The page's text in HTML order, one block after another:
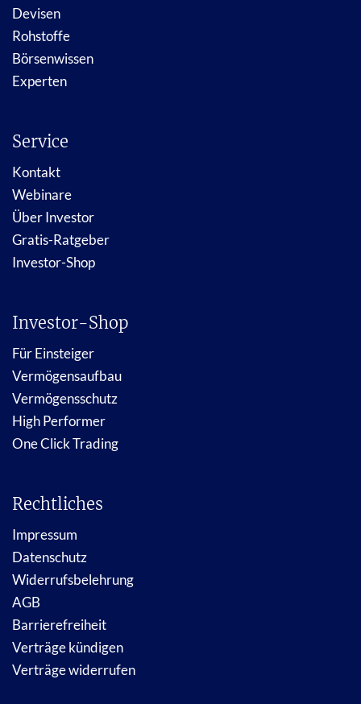
Devisen
Rohstoffe
Börsenwissen
Experten
Service
Kontakt
Webinare
Über Investor
Gratis-Ratgeber
Investor-Shop
Investor-Shop
Für Einsteiger
Vermögensaufbau
Vermögensschutz
High Performer
One Click Trading
Rechtliches
Impressum
Datenschutz
Widerrufsbelehrung
AGB
Barrierefreiheit
Verträge kündigen
Verträge widerrufen